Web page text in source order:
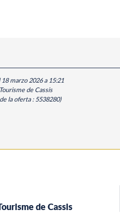
marzo 2026 a 15:21
de Cassis
la oferta :5538280)
de Cassis